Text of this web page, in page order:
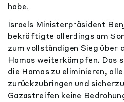
habe.
Israels Ministerpräsident
bekräftigte allerdings am
zum vollständigen Sieg über
Hamas weiterkämpfen. Das
die Hamas zu eliminieren, alle
zurückzubringen und
Gazastreifen keine